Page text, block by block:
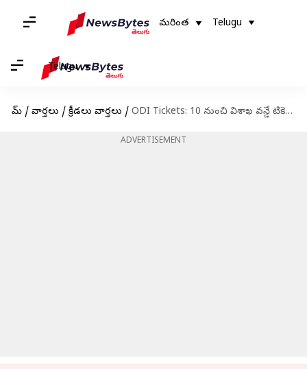
మరింత Telugu
Telugu
హోమ్ / వార్తలు / క్రీడలు వార్తలు / ODI Tickets: 10 నుంచి విశాఖ వన్డే టికెట్ల అమ్మకం
ADVERTISEMENT